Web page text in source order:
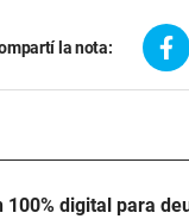
la nota:
digital para